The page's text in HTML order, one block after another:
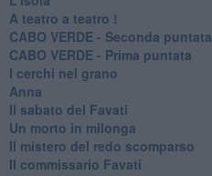
A teatro a teatro !
CABO VERDE - Seconda puntata
CABO VERDE - Prima puntata
I cerchi nel grano
Anna
Il sabato del Favati
Un morto in milonga
Il mistero del redo scomparso
Il commissario Favati